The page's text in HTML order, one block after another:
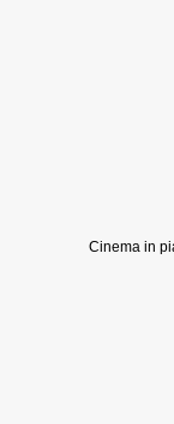
Cinema in